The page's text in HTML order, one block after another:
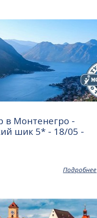
в Монтенегро -
шик 5* - 18/05 -
Подробнее